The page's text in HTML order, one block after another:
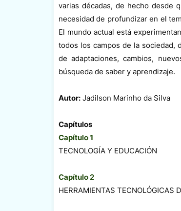
varias décadas, de hecho desde
necesidad de profundizar en el
El mundo actual está
todos los campos de la sociedad,
de adaptaciones, cambios,
búsqueda de saber y aprendizaje.
Autor:Jadilson Marinho da Silva
Capítulos
Capítulo 1
TECNOLOGÍA Y EDUCACIÓN
Capítulo 2
HERRAMIENTAS TECNOLÓGICAS